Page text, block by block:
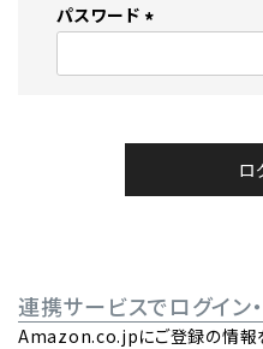
パスワード
必
ロ
連携サービスでログイン
Amazon.co.jpにご登録の情報